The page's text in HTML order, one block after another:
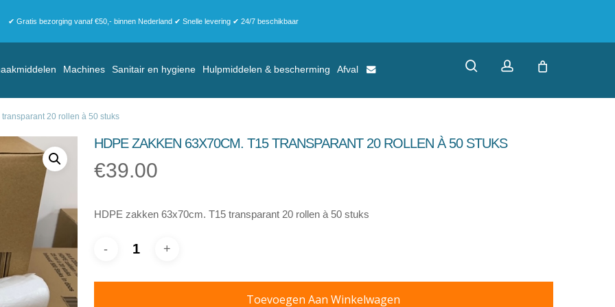
✔ Gratis bezorging vanaf €50,- binnen Nederland ✔ Snelle levering ✔ 24/7 beschikbaar
Machines Sanitair en hygiene Hulpmiddelen & bescherming Afval searchaccount
20 rollen à 50 stuks
HDPE ZAKKEN 63X70CM. T15 TRANSPARANT 20 ROLLEN À 50 STUKS
€39.00
HDPE zakken 63x70cm. T15 transparant 20 rollen à 50 stuks
Toevoegen Aan Winkelwagen